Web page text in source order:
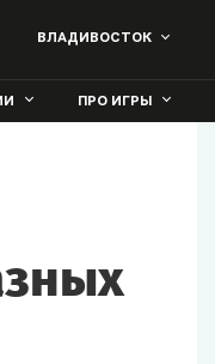
ВЛАДИВОСТОК
ПРО ИГРЫ